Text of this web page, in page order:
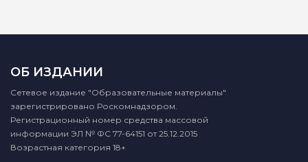
ОБ ИЗДАНИИ
Сетевое издание "Образовательные материалы"
зарегистрировано Роскомнадзором.
Регистрационный номер средства массовой
информации ЭЛ № ФС 77-64151 от 25.12.2015
Возрастная категория 18+